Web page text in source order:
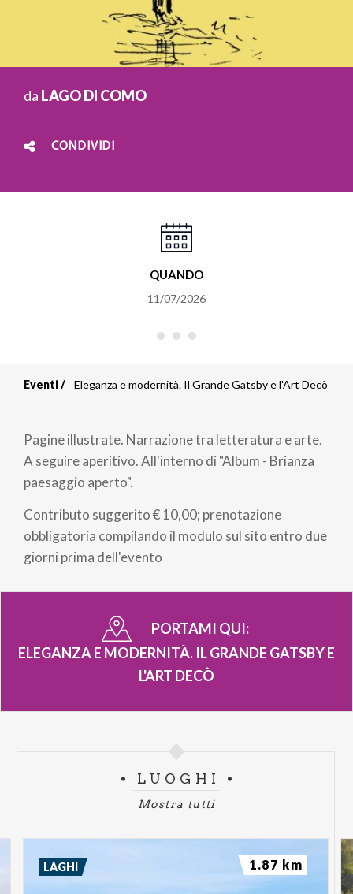
da LAGO DI COMO
CONDIVIDI
QUANDO
11/07/2026
Briciole
di
pane
Eventi Eleganza e modernità. Il Grande Gatsby e l'Art Decò
Pagine illustrate. Narrazione tra letteratura e arte.
A seguire aperitivo. All'interno di "Album - Brianza
paesaggio aperto".
Contributo suggerito € 10,00; prenotazione
obbligatoria compilando il modulo sul sito entro due
giorni prima dell'evento
PORTAMI QUI:
ELEGANZA E MODERNITÀ. IL GRANDE GATSBY E
L'ART DECÒ
LUOGHI
Mostra tutti
LAGHI 1.87 km